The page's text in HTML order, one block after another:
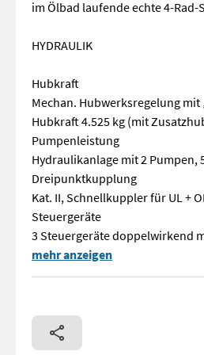
im Ölbad laufende echte 4-
HYDRAULIK
Hubkraft
Mechan. Hubwerksregelung
Hubkraft 4.525 kg (mit
Pumpenleistung
Hydraulikanlage mit 2 Pumpen,
Dreipunktkupplung
Kat. II, Schnellkuppler für UL +
Steuergeräte
3 Steuergeräte doppelwirkend
MOTOR Motorbauart 4
mehr anzeigen